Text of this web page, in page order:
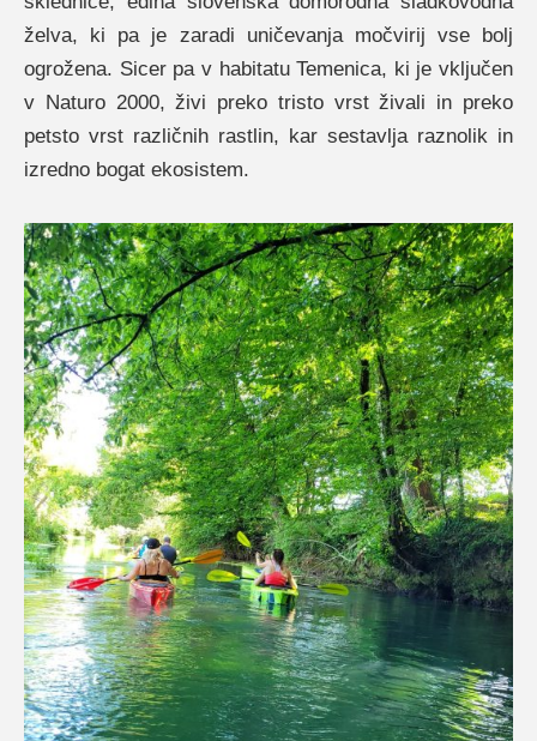
želva, ki pa je zaradi uničevanja močvirij vse bolj
ogrožena. Sicer pa v habitatu Temenica, ki je vključen
v Naturo 2000, živi preko tristo vrst živali in preko
petsto vrst različnih rastlin, kar sestavlja raznolik in
izredno bogat ekosistem.